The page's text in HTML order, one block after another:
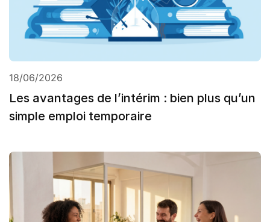
18/06/2026
Les avantages de l’intérim : bien plus qu’un
simple emploi temporaire